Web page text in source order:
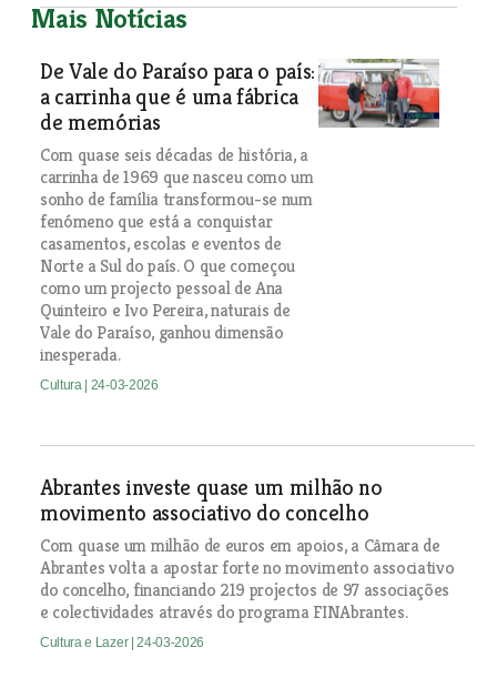
Mais Notícias
De Vale do Paraíso para o país:
a carrinha que é uma fábrica
de memórias
Com quase seis décadas de história, a
carrinha de 1969 que nasceu como um
sonho de família transformou-se num
fenómeno que está a conquistar
casamentos, escolas e eventos de
Norte a Sul do país. O que começou
como um projecto pessoal de Ana
Quinteiro e Ivo Pereira, naturais de
Vale do Paraíso, ganhou dimensão
inesperada.
Cultura | 24-03-2026
Abrantes investe quase um milhão no
movimento associativo do concelho
Com quase um milhão de euros em apoios, a Câmara de
Abrantes volta a apostar forte no movimento associativo
do concelho, financiando 219 projectos de 97 associações
e colectividades através do programa FINAbrantes.
Cultura e Lazer | 24-03-2026